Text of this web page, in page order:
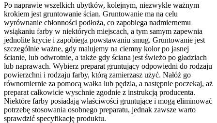
Po naprawie wszelkich ubytków, kolejnym, niezwykle ważnym
krokiem jest gruntowanie ścian. Gruntowanie ma na celu
wyrównanie chłonności podłoża, co zapobiega nadmiernemu
wsiąkaniu farby w niektórych miejscach, a tym samym zapewnia
jednolite krycie i zapobiega powstawaniu smug. Gruntowanie jest
szczególnie ważne, gdy malujemy na ciemny kolor po jasnej
ścianie, lub odwrotnie, a także gdy ściana jest świeżo po gładziach
lub naprawach. Wybierz preparat gruntujący odpowiedni do rodzaju
powierzchni i rodzaju farby, którą zamierzasz użyć. Nałóż go
równomiernie za pomocą wałka lub pędzla, a następnie poczekaj, aż
preparat całkowicie wyschnie zgodnie z instrukcją producenta.
Niektóre farby posiadają właściwości gruntujące i mogą eliminować
potrzebę stosowania osobnego preparatu, jednak zawsze warto
sprawdzić specyfikację produktu.